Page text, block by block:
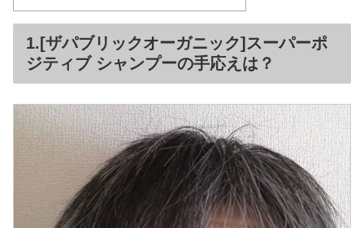
1.[ザパブリックオーガニック]スーパーポ
ジティブ シャンプーの手応えは？